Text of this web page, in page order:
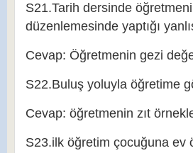
S21.Tarih dersinde
düzenlemesinde yaptığı
Cevap: Öğretmenin gezi
S22.Buluş yoluyla öğretime
Cevap: öğretmenin zıt
S23.ilk öğretim çocuğuna ev